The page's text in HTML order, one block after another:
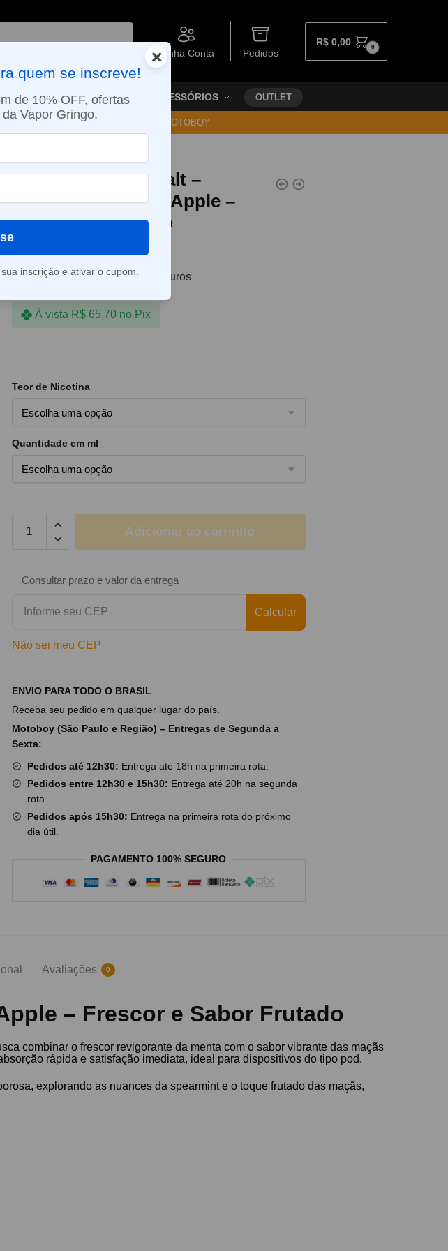
Minha Conta Pedidos
R$ 0,00 0
NICOTINA ORAL ACESSÓRIOS OUTLET
APROVADOS ATÉ 15:30 VIA MOTOBOY
Líquido Hypnos Salt –
Spearmint Double Apple –
Nic Salt Mentolado
Em até 3x de R$22,97 sem juros
À vista R$ 65,70 no Pix
Teor de Nicotina
Quantidade em ml
Adicionar ao carrinho
Consultar prazo e valor da entrega
Calcular
Não sei meu CEP
ENVIO PARA TODO O BRASIL
Receba seu pedido em qualquer lugar do país.
Motoboy (São Paulo e Região) – Entregas de Segunda a
Sexta:
Pedidos até 12h30: Entrega até 18h na primeira rota.
Pedidos entre 12h30 e 15h30: Entrega até 20h na segunda
rota.
Pedidos após 15h30: Entrega na primeira rota do próximo
dia útil.
PAGAMENTO 100% SEGURO
Avaliações 0
– Frescor e Sabor Frutado
combinar o frescor revigorante da menta com o sabor vibrante das maçãs
rápida e satisfação imediata, ideal para dispositivos do tipo pod.
explorando as nuances da spearmint e o toque frutado das maçãs,
×
quem se inscreve!
de 10% OFF, ofertas
Vapor Gringo.
inscrição e ativar o cupom.